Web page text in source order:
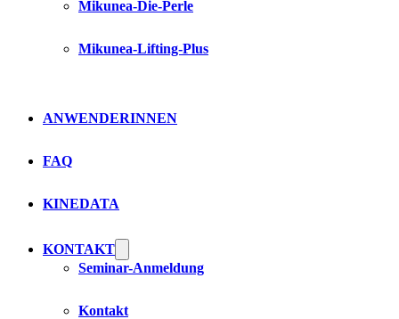
Mikunea-Die-Perle
Mikunea-Lifting-Plus
ANWENDERINNEN
FAQ
KINEDATA
KONTAKT
Seminar-Anmeldung
Kontakt